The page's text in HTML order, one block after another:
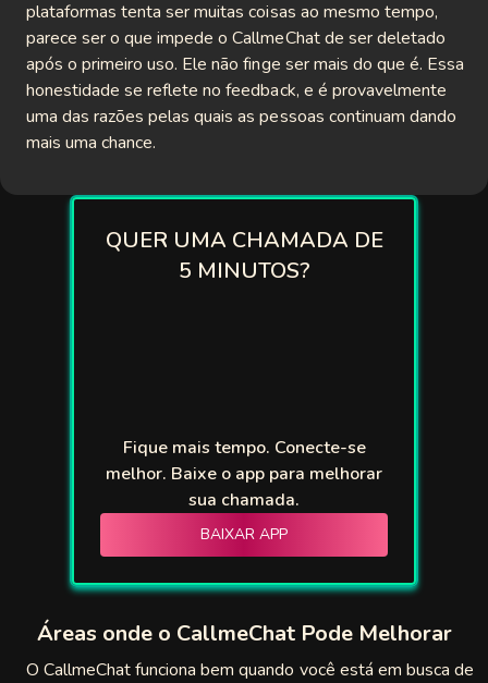
plataformas tenta ser muitas coisas ao mesmo tempo,
parece ser o que impede o CallmeChat de ser deletado
após o primeiro uso. Ele não finge ser mais do que é. Essa
honestidade se reflete no feedback, e é provavelmente
uma das razões pelas quais as pessoas continuam dando
mais uma chance.
QUER UMA CHAMADA DE
5 MINUTOS?
Fique mais tempo. Conecte-se
melhor. Baixe o app para melhorar
sua chamada.
BAIXAR APP
Áreas onde o CallmeChat Pode Melhorar
O CallmeChat funciona bem quando você está em busca de